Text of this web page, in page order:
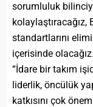
sorumluluk
standartlarını
içerisinde
“İdare bir takım
liderlik, öncülük
katkısını çok